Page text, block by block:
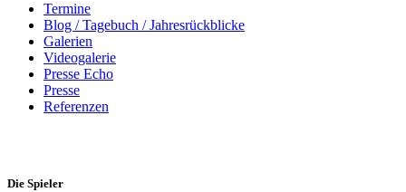
Termine
Blog / Tagebuch / Jahresrückblicke
Galerien
Videogalerie
Presse Echo
Presse
Referenzen
Die Spieler